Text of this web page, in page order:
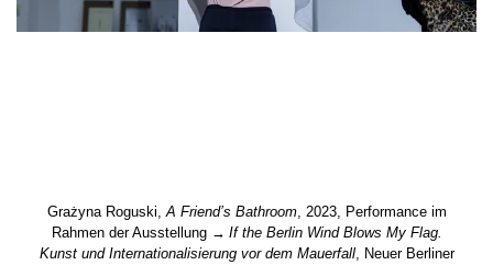
Grażyna Roguski,A Friend’s Bathroom, 2023, Performance im
Rahmen der Ausstellung
If the Berlin Wind Blows My Flag.
Kunst und Internationalisierung vor dem Mauerfall, Neuer Berliner